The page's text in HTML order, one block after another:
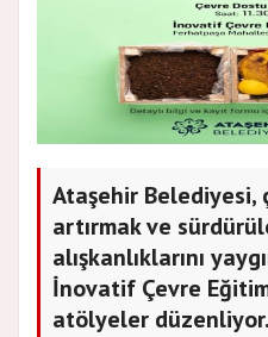
Ataşehir Belediyesi,
artırmak ve
alışkanlıklarını
İnovatif Çevre
atölyeler düzenliyor.